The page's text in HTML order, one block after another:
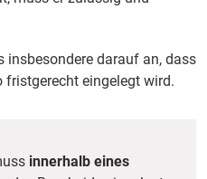
insbesondere darauf an, dass
fristgerecht eingelegt wird.
innerhalb eines